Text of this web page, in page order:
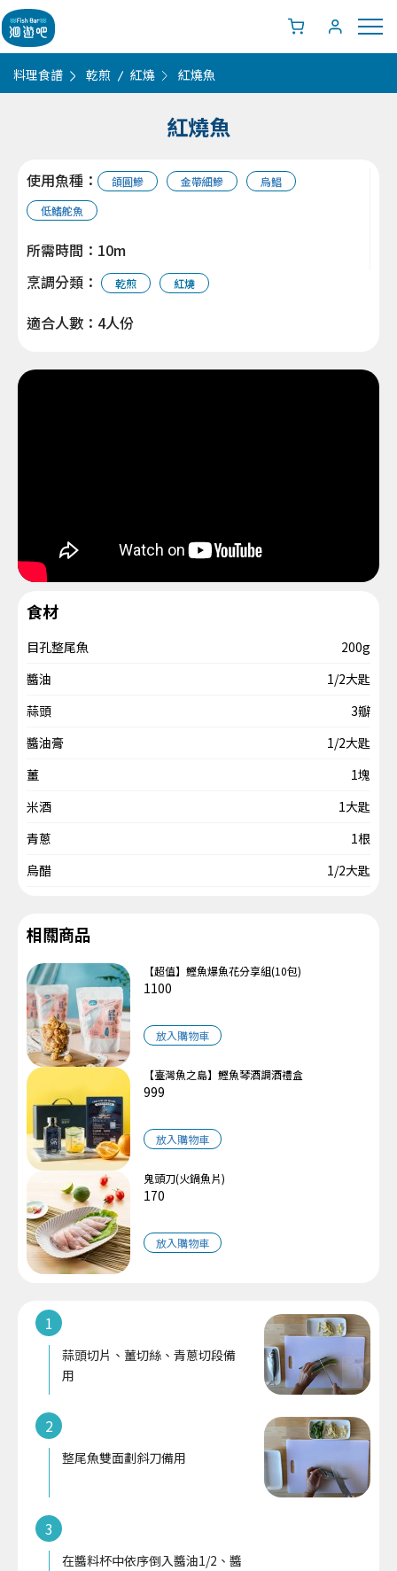
料理食譜 乾煎 紅燒 紅燒魚
紅燒魚
使用魚種： 頜圓鰺 金帶細鰺
烏鯧
低鰭舵魚
所需時間：10m
烹調分類：
乾煎 紅燒
適合人數：4人份
食材
目孔整尾魚
200g
醬油
1/2大匙
蒜頭
3瓣
醬油膏
1/2大匙
薑
1塊
米酒
1大匙
青蔥
1根
烏醋
1/2大匙
相關商品
【超值】鰹魚爆魚花分享組(10包)
1100
放入購物車
【臺灣魚之島】鰹魚琴酒調酒禮盒
999
放入購物車
鬼頭刀(火鍋魚片)
170
放入購物車
1
蒜頭切片、薑切絲、青蔥切段備
用
2
整尾魚雙面劃斜刀備用
3
在醬料杯中依序倒入醬油1/2、醬